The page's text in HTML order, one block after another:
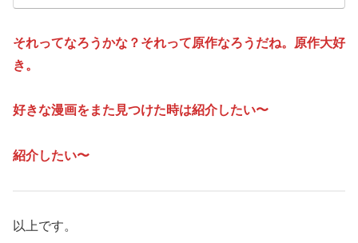
それってなろうかな？それって原作なろうだね。原作大好
き。
好きな漫画をまた見つけた時は紹介したい〜
紹介したい〜
以上です。